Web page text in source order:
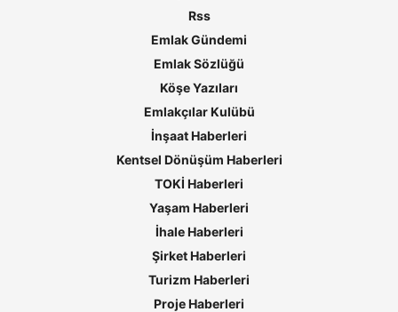
Rss
Emlak Gündemi
Emlak Sözlüğü
Köşe Yazıları
Emlakçılar Kulübü
İnşaat Haberleri
Kentsel Dönüşüm Haberleri
TOKİ Haberleri
Yaşam Haberleri
İhale Haberleri
Şirket Haberleri
Turizm Haberleri
Proje Haberleri